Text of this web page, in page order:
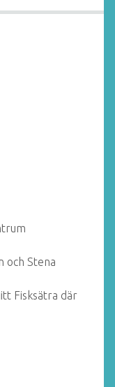
och Stena
Fisksätra där